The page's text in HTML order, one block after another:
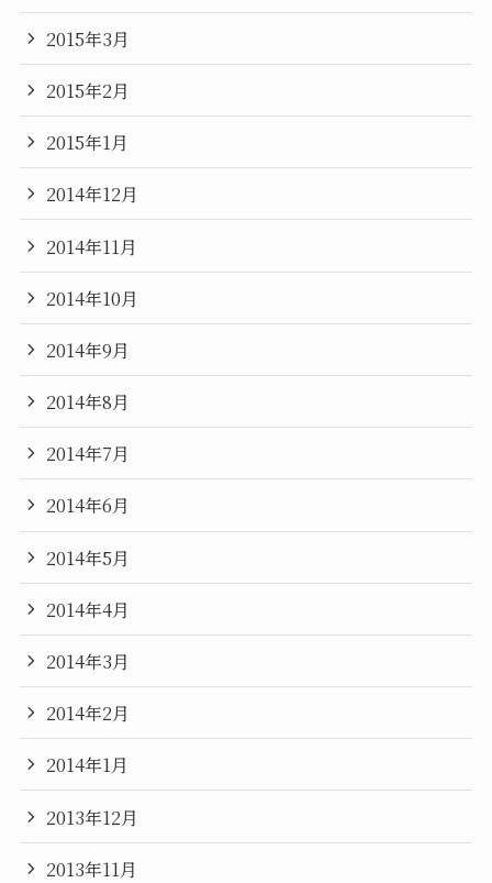
2015年3月
2015年2月
2015年1月
2014年12月
2014年11月
2014年10月
2014年9月
2014年8月
2014年7月
2014年6月
2014年5月
2014年4月
2014年3月
2014年2月
2014年1月
2013年12月
2013年11月